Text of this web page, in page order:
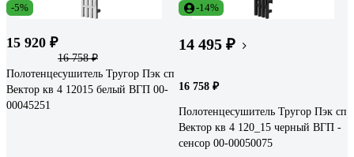
-5%
15 920 ₽
16 758 ₽
Полотенцесушитель Тругор Пэк сп
Вектор кв 4 12015 белый ВГП 00-
00045251
-14%
14 495 ₽
16 758 ₽
Полотенцесушитель Тругор Пэк сп
Вектор кв 4 120_15 черный ВГП -
сенсор 00-00050075